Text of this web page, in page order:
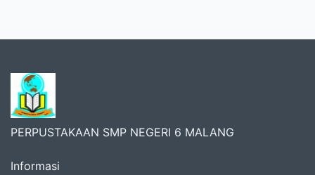
PERPUSTAKAAN SMP NEGERI 6 MALANG
Informasi